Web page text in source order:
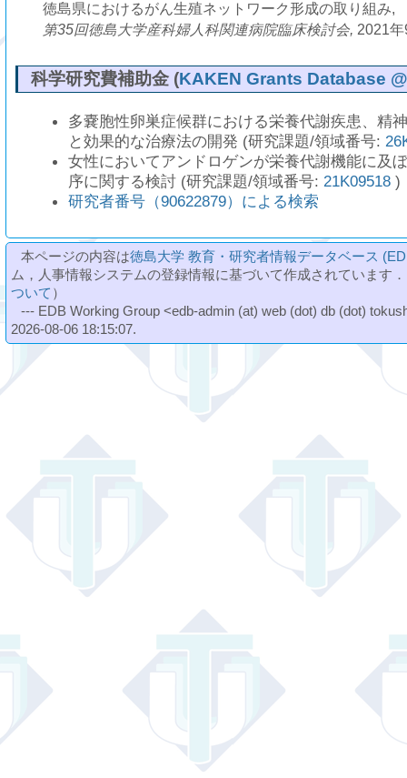
徳島県におけるがん生殖ネットワーク形成の取り組み,
第35回徳島大学産科婦人科関連病院臨床検討会, 2021年
科学研究費補助金 (KAKEN Grants Database
多嚢胞性卵巣症候群における栄養代謝疾患、精
と効果的な治療法の開発 (研究課題/領域番号:
女性においてアンドロゲンが栄養代謝機能に及
序に関する検討 (研究課題/領域番号:21K09518 )
研究者番号（90622879）による検索
本ページの内容は徳島大学 教育・研究者情報データベース
ム，人事情報システムの登録情報に基づいて作成されています
ついて ）
--- EDB Working Group <edb-admin (at) web (dot) db (dot)
2026-08-06 18:15:07.